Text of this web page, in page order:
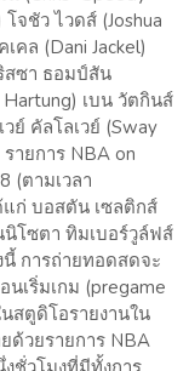
จชัว ไวดส์ (Joshua
คล (Dani Jackel)
สซา ธอมป์สัน
Hartung) เบน วัตกินส์
ย์ คัลโลเวย์ (Sway
ายการ NBA on
(ตามเวลา
แก่ บอสตัน เซลติกส์
โซตา ทิมเบอร์วูล์ฟส์
นี้ การถ่ายทอดสดจะ
นเริ่มเกม (pregame
สตูดิโอรายงานใน
ด้วยรายการ NBA